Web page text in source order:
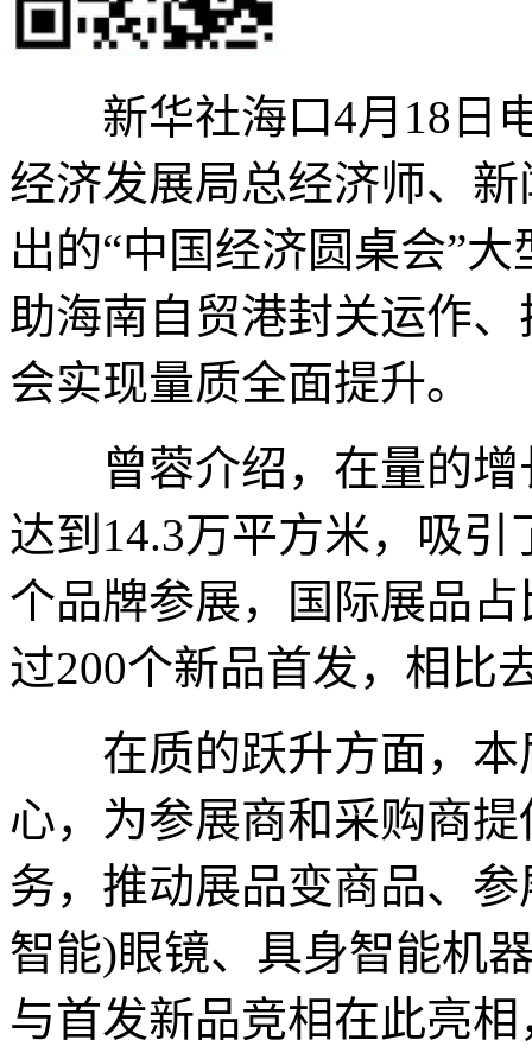
新华社海口4月18日电
经济发展局总经济师、
出的“中国经济圆桌会”
助海南自贸港封关运作
会实现量质全面提升。
曾蓉介绍，在量的增
达到14.3万平方米，吸引
个品牌参展，国际展品
过200个新品首发，相比
在质的跃升方面，本
心，为参展商和采购商
务，推动展品变商品、
智能)眼镜、具身智能机
与首发新品竞相在此亮